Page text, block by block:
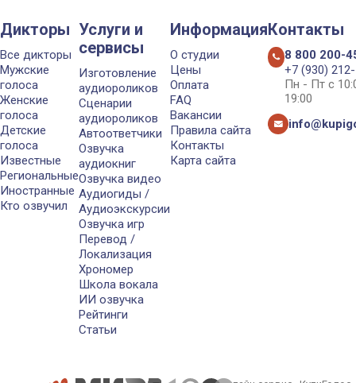
Дикторы
Все дикторы
Мужские
голоса
Женские
голоса
Детские
голоса
Известные
Региональные
Иностранные
Кто озвучил
Услуги и
сервисы
Изготовление
аудиороликов
Сценарии
аудиороликов
Автоответчики
Озвучка
аудиокниг
Озвучка видео
Аудиогиды /
Аудиоэкскурсии
Озвучка игр
Перевод /
Локализация
Хрономер
Школа вокала
ИИ озвучка
Рейтинги
Статьи
Информация
О студии
Цены
Оплата
FAQ
Вакансии
Правила сайта
Контакты
Карта сайта
Контакты
8 800 200-
+7 (930)
Пн - Пт с
19:00